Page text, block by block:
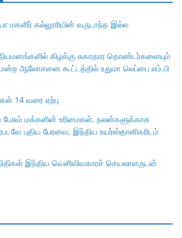
மகளிர் கல்லூரியின் வருடாந்த இல்ல
நியமனங்களில் கிழக்கு சுகாதார தொண்டர்களையும்
ஆலோசனை கூட்டத்தில் உதுமா லெப்பை எம்.பி
14 வரை ஏற்பு
மக்களின் உரிமைகள், நலன்களுக்காக
புதிய பேரவை; இந்திய உயர்ஸ்தானிகரிடம்
இந்திய வெளிவிவகாரச் செயலாளருடன்